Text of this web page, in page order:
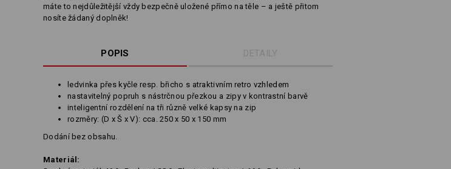
máte to nejdůležitější vždy bezpečně uložené přímo na těle – a ještě přitom
nosíte žádaný doplněk!
POPIS DETAILY
ledvinka přes kyčle resp. břicho s atraktivním retro vzhledem
nastavitelný popruh s nástrčnou přezkou a zipy v kontrastní barvě
inteligentní rozdělení na tři různě velké kapsy na zip
rozměry: (D x Š x V): cca. 250 x 50 x 150 mm
Dodání bez obsahu.
Materiál: